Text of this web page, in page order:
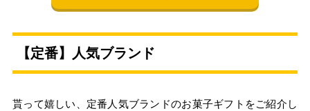
【定番】人気ブランド
貰って嬉しい、定番人気ブランドのお菓子ギフトをご紹介し